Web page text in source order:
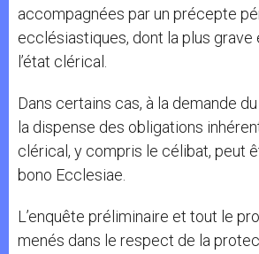
accompagnées par un précepte
ecclésiastiques, dont la plus grave
l’état clérical.
Dans certains cas, à la demande
la dispense des obligations
clérical, y compris le célibat, peut
bono Ecclesiae.
L’enquête préliminaire et tout le
menés dans le respect de la